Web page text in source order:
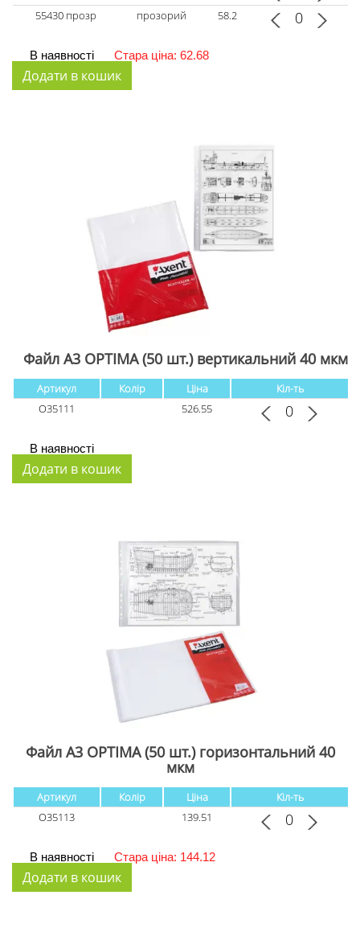
55430 прозр
прозорий 58.2
В наявності Стара ціна: 62.68
Файл А3 OPTIMA (50 шт.) вертикальний 40 мкм
Артикул Колір Ціна
Кіл-ть
O35111
526.55
В наявності
Файл А3 OPTIMA (50 шт.) горизонтальний 40
мкм
Артикул Колір Ціна
Кіл-ть
O35113
139.51
В наявності Стара ціна: 144.12